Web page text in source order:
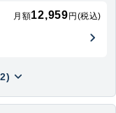
月額12,959 円(税込)